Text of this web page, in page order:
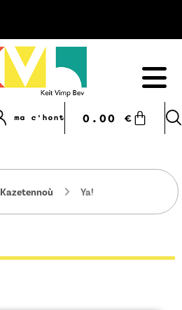
0.00 €
ma c'hont
Kazetennoù Ya!